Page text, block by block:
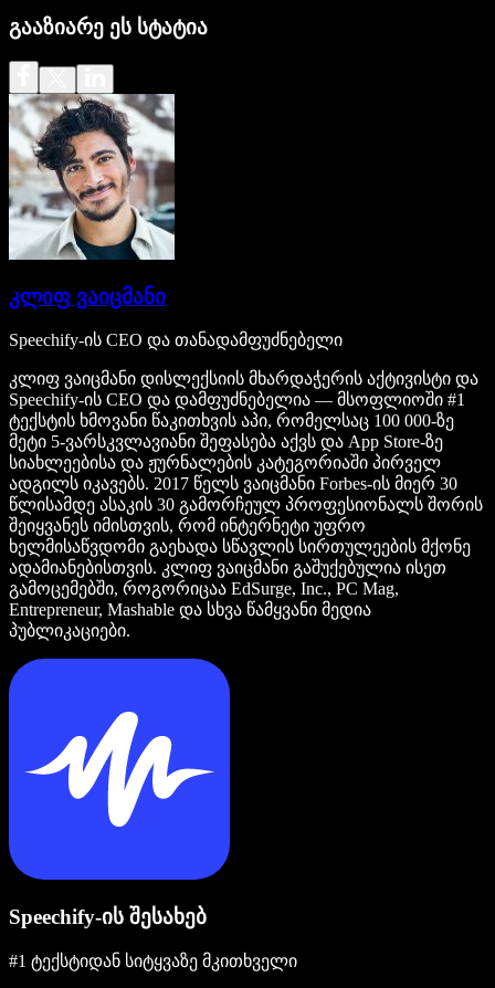
გააზიარე ეს სტატია
კლიფ ვაიცმანი
Speechify-ის CEO და თანადამფუძნებელი
კლიფ ვაიცმანი დისლექსიის მხარდაჭერის აქტივისტი და
Speechify-ის CEO და დამფუძნებელია — მსოფლიოში #1
ტექსტის ხმოვანი წაკითხვის აპი, რომელსაც 100 000-ზე
მეტი 5-ვარსკვლავიანი შეფასება აქვს და App Store-ზე
სიახლეებისა და ჟურნალების კატეგორიაში პირველ
ადგილს იკავებს. 2017 წელს ვაიცმანი Forbes-ის მიერ 30
წლისამდე ასაკის 30 გამორჩეულ პროფესიონალს შორის
შეიყვანეს იმისთვის, რომ ინტერნეტი უფრო
ხელმისაწვდომი გაეხადა სწავლის სირთულეების მქონე
ადამიანებისთვის. კლიფ ვაიცმანი გაშუქებულია ისეთ
გამოცემებში, როგორიცაა EdSurge, Inc., PC Mag,
Entrepreneur, Mashable და სხვა წამყვანი მედია
პუბლიკაციები.
Speechify-ის შესახებ
#1 ტექსტიდან სიტყვაზე მკითხველი